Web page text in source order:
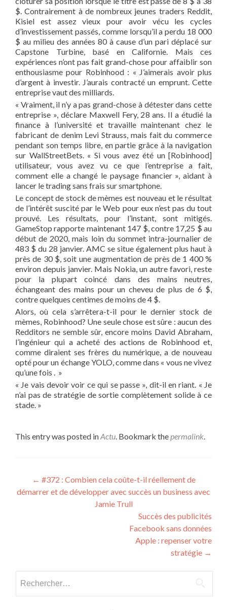
$. Contrairement à de nombreux jeunes traders Reddit,
Kisiel est assez vieux pour avoir vécu les cycles
d’investissement passés, comme lorsqu’il a perdu 18 000
$ au milieu des années 80 à cause d’un pari déplacé sur
Capstone Turbine, basé en Californie. Mais ces
expériences n’ont pas fait grand-chose pour affaiblir son
enthousiasme pour Robinhood : « J’aimerais avoir plus
d’argent à investir. J’aurais contracté un emprunt. Cette
entreprise vaut des milliards.
« Vraiment, il n’y a pas grand-chose à détester dans cette
entreprise », déclare Maxwell Fery, 28 ans. Il a étudié la
finance à l’université et travaille maintenant chez le
fabricant de denim Levi Strauss, mais fait du commerce
pendant son temps libre, en partie grâce à la navigation
sur WallStreetBets. « Si vous avez été un [Robinhood]
utilisateur, vous avez vu ce que l’entreprise a fait,
comment elle a changé le paysage financier », aidant à
lancer le trading sans frais sur smartphone.
Le concept de stock de mèmes est nouveau et le résultat
de l’intérêt suscité par le Web pour eux n’est pas du tout
prouvé. Les résultats, pour l’instant, sont mitigés.
GameStop rapporte maintenant 147 $, contre 17,25 $ au
début de 2020, mais loin du sommet intra-journalier de
483 $ du 28 janvier. AMC se situe également plus haut à
près de 30 $, soit une augmentation de près de 1 400 %
environ depuis janvier. Mais Nokia, un autre favori, reste
pour la plupart coincé dans des mains neutres,
échangeant des mains pour un cheveu de plus de 6 $,
contre quelques centimes de moins de 4 $.
Alors, où cela s’arrêtera-t-il pour le dernier stock de
mèmes, Robinhood? Une seule chose est sûre : aucun des
Redditors ne semble sûr, encore moins David Abraham,
l’ingénieur qui a acheté des actions de Robinhood et,
comme diraient ses frères du numérique, a de nouveau
opté pour un échange YOLO, comme dans « vous ne vivez
qu’une fois . »
« Je vais devoir voir ce qui se passe », dit-il en riant. « Je
n’ai pas de stratégie de sortie complètement solide à ce
stade. »
This entry was posted inActu. Bookmark thepermalink.
Post navigation
← #372 : Combien cela coûte-t-il réellement de
démarrer et de développer avec succès un business avec
Jamie Trull
Succès des publicités
Facebook sans données
Apple : repenser votre
stratégie →